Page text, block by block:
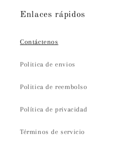
Enlaces rápidos
Contáctenos
Politica de envios
Politica de reembolso
Política de privacidad
Términos de servicio